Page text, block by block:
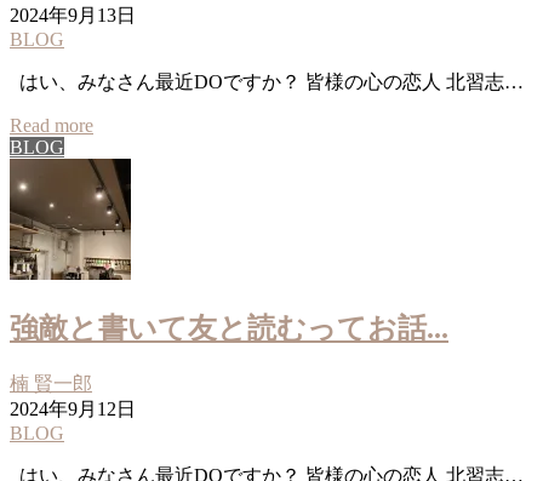
2024年9月13日
BLOG
はい、みなさん最近DOですか？ 皆様の心の恋人 北習志…
Read more
BLOG
強敵と書いて友と読むってお話...
楠 賢一郎
2024年9月12日
BLOG
はい、みなさん最近DOですか？ 皆様の心の恋人 北習志…